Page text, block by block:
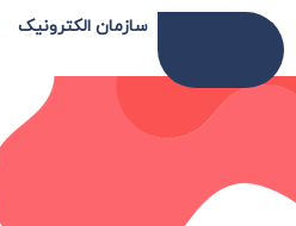
سازمان الکترونیک